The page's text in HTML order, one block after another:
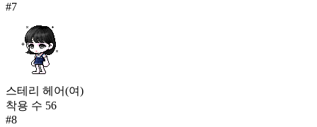
#7
스테리 헤어(여)
착용 수 56
#8